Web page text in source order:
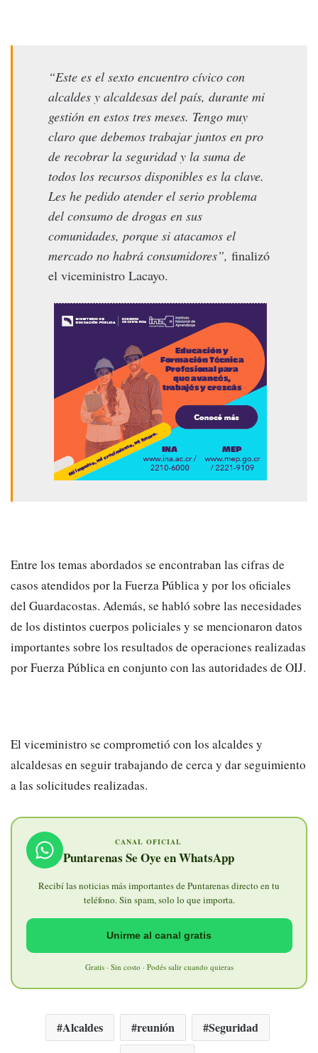
“Este es el sexto encuentro cívico con
alcaldes y alcaldesas del país, durante mi
gestión en estos tres meses. Tengo muy
claro que debemos trabajar juntos en pro
de recobrar la seguridad y la suma de
todos los recursos disponibles es la clave.
Les he pedido atender el serio problema
del consumo de drogas en sus
comunidades, porque si atacamos el
mercado no habrá consumidores”, finalizó
el viceministro Lacayo.
Entre los temas abordados se encontraban las cifras de
casos atendidos por la Fuerza Pública y por los oficiales
del Guardacostas. Además, se habló sobre las necesidades
de los distintos cuerpos policiales y se mencionaron datos
importantes sobre los resultados de operaciones realizadas
por Fuerza Pública en conjunto con las autoridades de OIJ.
El viceministro se comprometió con los alcaldes y
alcaldesas en seguir trabajando de cerca y dar seguimiento
a las solicitudes realizadas.
CANAL OFICIAL
Puntarenas Se Oye en WhatsApp
Recibí las noticias más importantes de Puntarenas directo en tu
teléfono. Sin spam, solo lo que importa.
Unirme al canal gratis
Gratis · Sin costo · Podés salir cuando quieras
Alcaldes reunión
Seguridad